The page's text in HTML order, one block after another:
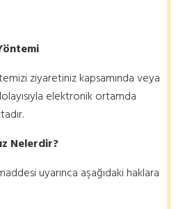
ziyaretiniz kapsamında veya
elektronik ortamda
Nelerdir?
uyarınca aşağıdaki haklara